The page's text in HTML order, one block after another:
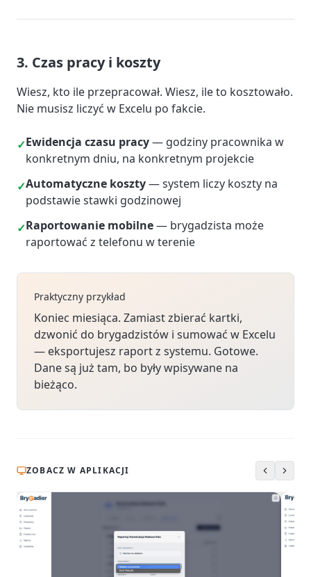
3. Czas pracy i koszty
Wiesz, kto ile przepracował. Wiesz, ile to kosztowało.
Nie musisz liczyć w Excelu po fakcie.
✓Ewidencja czasu pracy— godziny pracownika w
konkretnym dniu, na konkretnym projekcie
✓Automatyczne koszty— system liczy koszty na
podstawie stawki godzinowej
✓Raportowanie mobilne— brygadzista może
raportować z telefonu w terenie
Praktyczny przykład
Koniec miesiąca. Zamiast zbierać kartki,
dzwonić do brygadzistów i sumować w Excelu
— eksportujesz raport z systemu. Gotowe.
Dane są już tam, bo były wpisywane na
bieżąco.
ZOBACZ W APLIKACJI